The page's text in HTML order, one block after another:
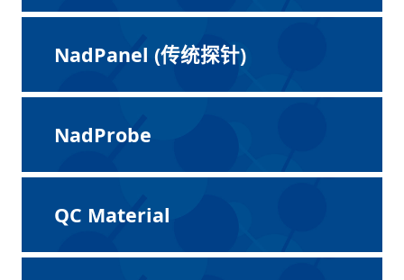
NadPanel (传统探针)
NadProbe
QC Material